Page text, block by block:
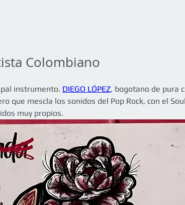
Colombiano
instrumento. DIEGO LÓPEZ, bogotano de pura
que mescla los sonidos del Pop Rock, con el
muy propios.